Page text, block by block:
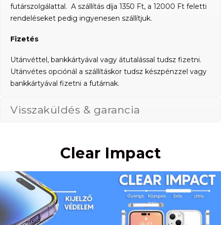
futárszolgálattal. A szállítás díja 1350 Ft, a 12000 Ft feletti
rendeléseket pedig ingyenesen szállítjuk.
Fizetés
Utánvéttel, bankkártyával vagy átutalással tudsz fizetni.
Utánvétes opciónál a szállításkor tudsz készpénzzel vagy
bankkártyával fizetni a futárnak.
Visszaküldés & garancia
Clear Impact